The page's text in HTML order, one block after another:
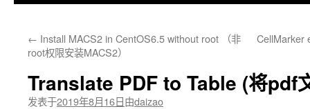
文← Install MACS2 in CentOS6.5 without root （非
root权限安装MACS2）
CellMarker
Translate PDF to Table (将pdf
发表于2019年8月16日由daizao